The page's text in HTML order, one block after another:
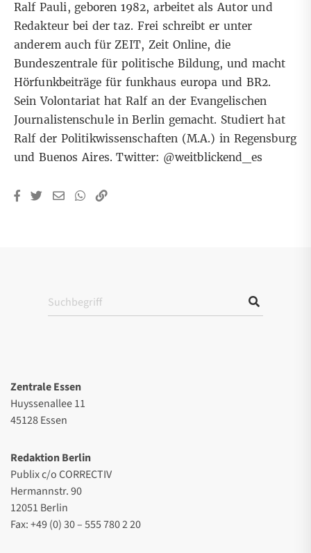
Ralf Pauli, geboren 1982, arbeitet als Autor und
Redakteur bei der taz. Frei schreibt er unter
anderem auch für ZEIT, Zeit Online, die
Bundeszentrale für politische Bildung, und macht
Hörfunkbeiträge für funkhaus europa und BR2.
Sein Volontariat hat Ralf an der Evangelischen
Journalistenschule in Berlin gemacht. Studiert hat
Ralf der Politikwissenschaften (M.A.) in Regensburg
und Buenos Aires. Twitter: @weitblickend_es
Zentrale Essen
Huyssenallee 11
45128 Essen
Redaktion Berlin
Publix c/o CORRECTIV
Hermannstr. 90
12051 Berlin
Fax: +49 (0) 30 – 555 780 2 20